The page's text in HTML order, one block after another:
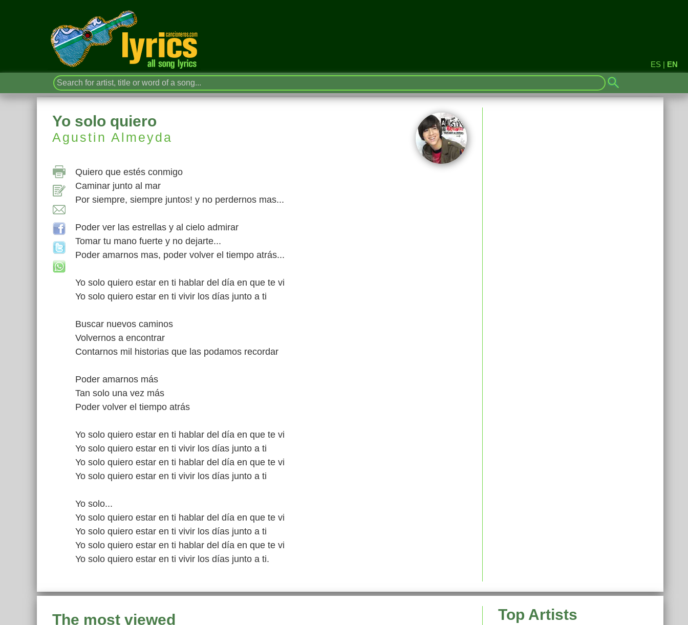
ES | EN
Yo solo quiero
Agustin Almeyda
Quiero que estés conmigo
Caminar junto al mar
Por siempre, siempre juntos! y no perdernos mas...
Poder ver las estrellas y al cielo admirar
Tomar tu mano fuerte y no dejarte...
Poder amarnos mas, poder volver el tiempo atrás...
Yo solo quiero estar en ti hablar del día en que te vi
Yo solo quiero estar en ti vivir los días junto a ti
Buscar nuevos caminos
Volvernos a encontrar
Contarnos mil historias que las podamos recordar
Poder amarnos más
Tan solo una vez más
Poder volver el tiempo atrás
Yo solo quiero estar en ti hablar del día en que te vi
Yo solo quiero estar en ti vivir los días junto a ti
Yo solo quiero estar en ti hablar del día en que te vi
Yo solo quiero estar en ti vivir los días junto a ti
Yo solo...
Yo solo quiero estar en ti hablar del día en que te vi
Yo solo quiero estar en ti vivir los días junto a ti
Yo solo quiero estar en ti hablar del día en que te vi
Yo solo quiero estar en ti vivir los días junto a ti.
The most viewed Top Artists